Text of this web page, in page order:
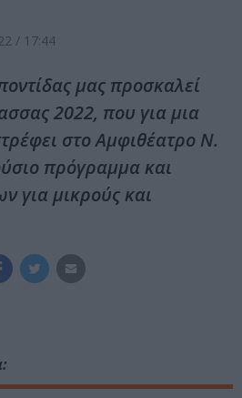
/ 17:44
μας προσκαλεί
2022, που για μια
στο Αμφιθέατρο Ν.
πρόγραμμα και
για μικρούς και